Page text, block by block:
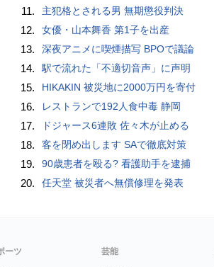
11. 主犯格とされる男 無期懲役判決
12. 女優・山本舞香 第1子を出産
13. 深夜アニメに喫煙描写 BPOで議論
14. 駅で流れた「不適切音声」に声明
15. HIKAKIN 被災地に2000万円を寄付
16. レストランで192人食中毒 静岡
17. ドジャース6連敗 佐々木が止める
18. 客を閉め出します SAで徹底対策
19. 90歳患者を殴る? 看護助手を逮捕
20. 任天堂 被災者へ無償修理を発表
ーツ 芸能